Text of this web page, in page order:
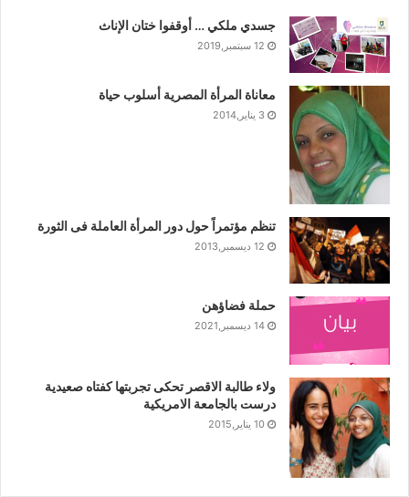
جسدي ملكي … أوقفوا ختان الإناث
12 سبتمبر,2019
معاناة المرأة المصرية أسلوب حياة
3 يناير,2014
تنظم مؤتمراً حول دور المرأة العاملة فى الثورة
12 ديسمبر,2013
حملة فضاؤهن
14 ديسمبر,2021
ولاء طالبة الاقصر تحكى تجربتها كفتاه صعيدية
درست بالجامعة الامريكية
10 يناير,2015